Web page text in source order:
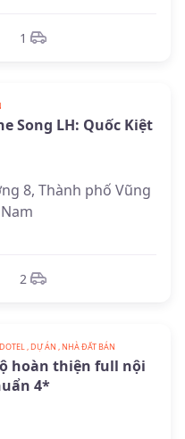
1
Song LH: Quốc Kiệt
8, Thành phố Vũng
2
, DỰ ÁN , NHÀ ĐẤT BÁN
hoàn thiện full nội
4*